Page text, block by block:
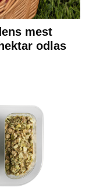
mest
odlas